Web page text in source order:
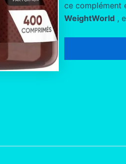
ce complément
WeightWorld ,